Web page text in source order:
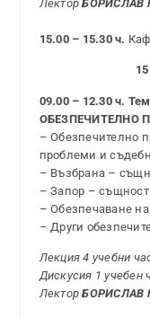
ЛекторБОРИСЛАВ
15.00 – 15.30 ч.
09.00 – 12.30 ч.
ОБЕЗПЕЧИТЕЛНО
– Обезпечително
проблеми и
– Възбрана –
– Запор – същност
– Обезпечаване
– Други
Лекция 4 учебни
Дискусия 1 учебен
ЛекторБОРИСЛАВ